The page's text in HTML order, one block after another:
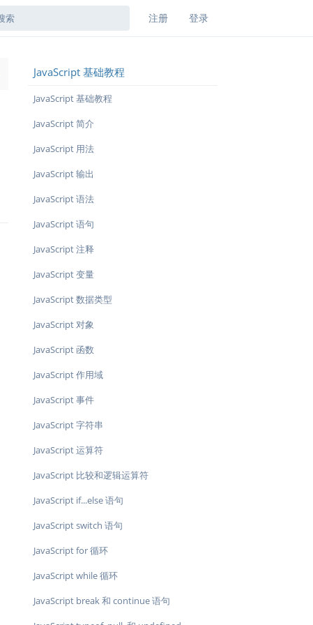
注册 登录
JavaScript 基础教程
JavaScript 基础教程
JavaScript 简介
JavaScript 用法
JavaScript 输出
JavaScript 语法
JavaScript 语句
JavaScript 注释
JavaScript 变量
JavaScript 数据类型
JavaScript 对象
JavaScript 函数
JavaScript 作用域
JavaScript 事件
JavaScript 字符串
JavaScript 运算符
JavaScript 比较和逻辑运算符
JavaScript if...else 语句
JavaScript switch 语句
JavaScript for 循环
JavaScript while 循环
JavaScript break 和 continue 语句